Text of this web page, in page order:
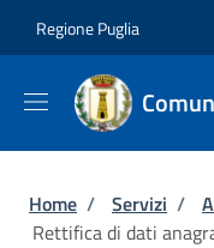
Regione Puglia
Briciole di
Home / Servizi /
Rettifica di dati